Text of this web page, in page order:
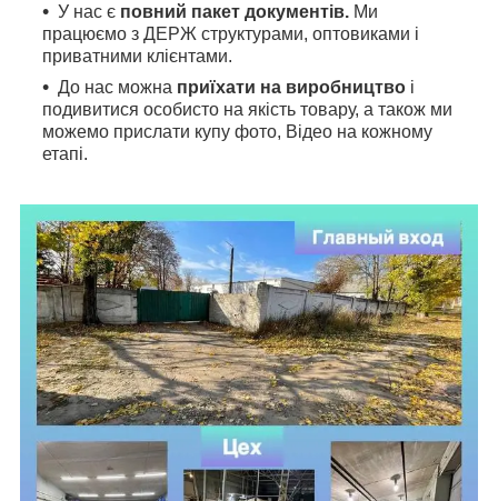
У нас є повний пакет документів. Ми
працюємо з ДЕРЖ структурами, оптовиками і
приватними клієнтами.
До нас можна приїхати на виробництво і
подивитися особисто на якість товару, а також ми
можемо прислати купу фото, Відео на кожному
етапі.